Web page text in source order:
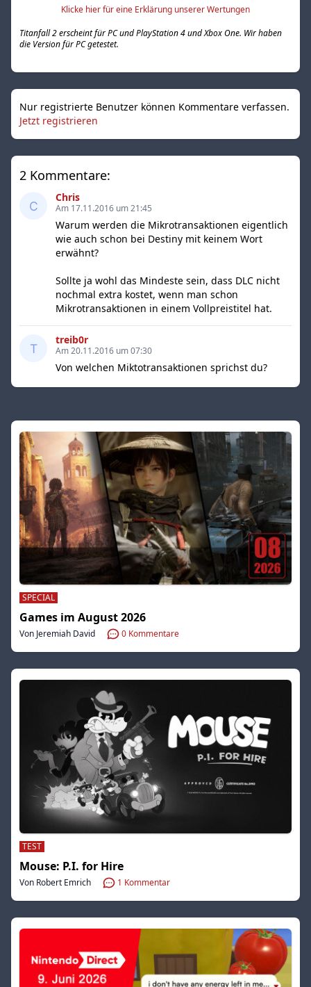
Klicke hier für eine Erklärung unserer Wertungen
Titanfall 2 erscheint für PC und PlayStation 4 und Xbox One. Wir haben
die Version für PC getestet.
Nur registrierte Benutzer können Kommentare verfassen.
Jetzt registrieren
2 Kommentare:
Chris
Am 17.11.2016 um 21:45
Warum werden die Mikrotransaktionen eigentlich
wie auch schon bei Destiny mit keinem Wort
erwähnt?
Sollte ja wohl das Mindeste sein, dass DLC nicht
nochmal extra kostet, wenn man schon
Mikrotransaktionen in einem Vollpreistitel hat.
treib0r
Am 20.11.2016 um 07:30
Von welchen Miktotransaktionen sprichst du?
SPECIAL
Games im August 2026
Von Jeremiah David 0 Kommentare
TEST
Mouse: P.I. for Hire
Von Robert Emrich 1 Kommentar